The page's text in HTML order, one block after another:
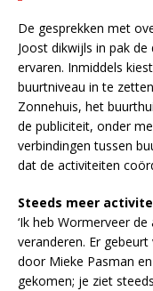
De gesprekken met
Joost dikwijls in pak
ervaren. Inmiddels
buurtniveau in te
Zonnehuis, het
de publiciteit, onder
verbindingen tussen
dat de activiteiten
Steeds meer
‘Ik heb Wormerveer
veranderen. Er
door Mieke Pasman
gekomen; je ziet